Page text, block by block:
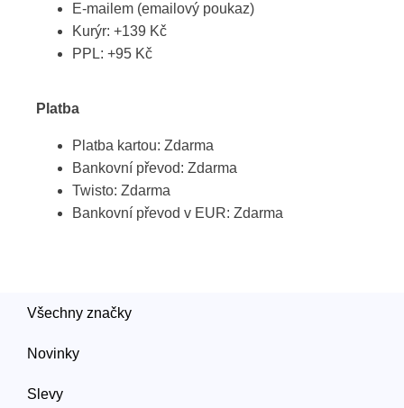
E-mailem (emailový poukaz)
Kurýr: +139 Kč
PPL: +95 Kč
Platba
Platba kartou: Zdarma
Bankovní převod: Zdarma
Twisto: Zdarma
Bankovní převod v EUR: Zdarma
Všechny značky
Novinky
Slevy